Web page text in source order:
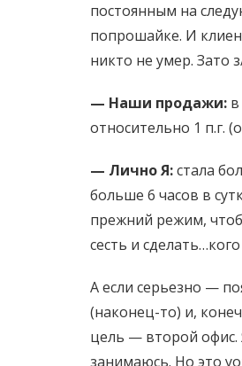
постоянным на
попрошайке. И
никто не умер. Зато
— Наши продажи:
относительно 1 п.г.
— Лично Я:стала
больше 6 часов в
прежний режим,
сесть и
А если серьезно —
(наконец-то) и,
цель — второй офис.
занимаюсь. Но это